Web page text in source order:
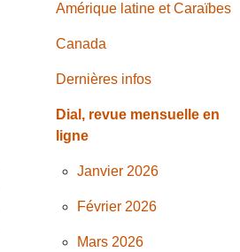
Amérique latine et Caraïbes
Canada
Dernières infos
Dial, revue mensuelle en
ligne
Janvier 2026
Février 2026
Mars 2026